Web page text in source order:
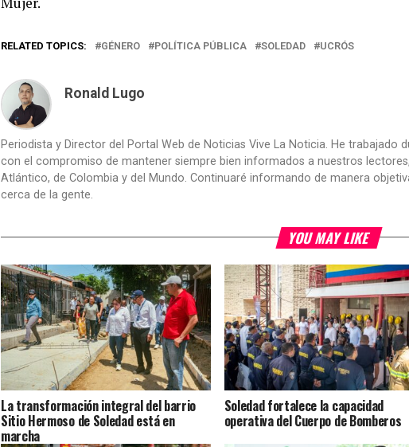
RELATED TOPICS: GÉNERO POLÍTICA PÚBLICA SOLEDAD UCRÓS
Ronald Lugo
Periodista y Director del Portal Web de Noticias Vive La Noticia. He trabajado
con el compromiso de mantener siempre bien informados a nuestros
Atlántico, de Colombia y del Mundo. Continuaré informando de manera
cerca de la gente.
YOU MAY LIKE
La transformación integral del barrio
Sitio Hermoso de Soledad está en
marcha
Soledad fortalece la capacidad
operativa del Cuerpo de Bomberos